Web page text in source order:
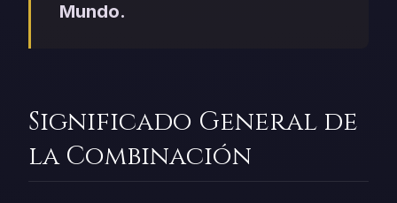
Mundo.
Significado General de
la Combinación